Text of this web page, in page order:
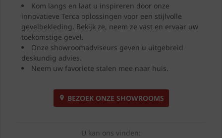
Kom langs en laat u inspireren door onze
innovatieve Terca oplossingen voor een stijlvolle
gevelbekleding. Bekijk ze, neem ze vast en ervaar uw
toekomstige gevel.
Onze showroomadviseurs geven u uitgebreid
deskundig advies.
Neem uw favoriete stalen mee naar huis.
BEZOEK ONZE SHOWROOMS
U kan ons vinden: